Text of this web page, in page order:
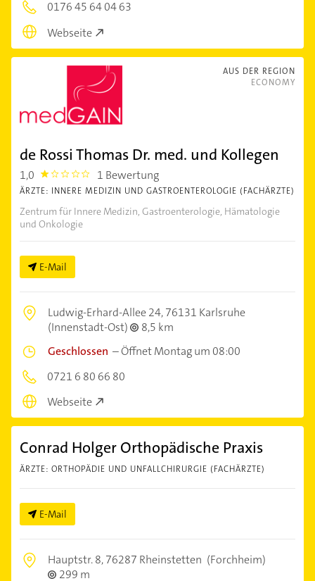
0176 45 64 04 63
Webseite
AUS DER REGION
ECONOMY
de Rossi Thomas Dr. med. und Kollegen
1,0 1.0 1 Bewertung
ÄRZTE: INNERE MEDIZIN UND GASTROENTEROLOGIE (FACHÄRZTE)
Zentrum für Innere Medizin, Gastroenterologie, Hämatologie
und Onkologie
E-Mail
Ludwig-Erhard-Allee 24,76131 Karlsruhe
(Innenstadt-Ost)
8,5 km
Geschlossen –Öffnet Montag um 08:00
0721 6 80 66 80
Webseite
Conrad Holger Orthopädische Praxis
ÄRZTE: ORTHOPÄDIE UND UNFALLCHIRURGIE (FACHÄRZTE)
E-Mail
Hauptstr. 8,76287 Rheinstetten (Forchheim)
299 m